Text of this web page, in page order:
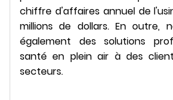
chiffre d'affaires annuel de
millions de dollars. En outre,
également des solutions
santé en plein air à des
secteurs.